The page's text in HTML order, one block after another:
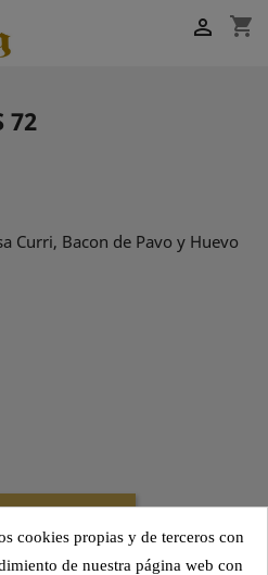
shopping_cart

72
Curri, Bacon de Pavo y Huevo
cookies propias y de terceros con
de nuestra página web con